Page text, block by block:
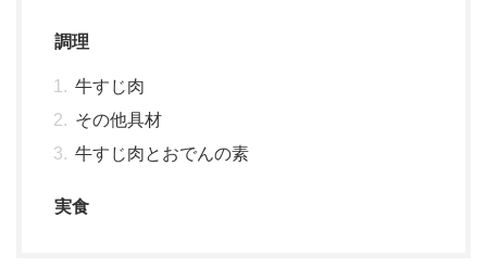
調理
牛すじ肉
その他具材
牛すじ肉とおでんの素
実食